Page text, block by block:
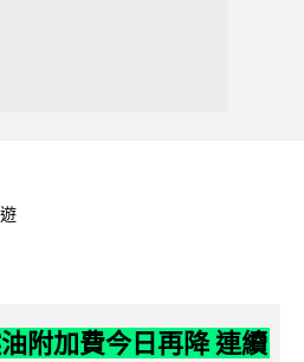
附加費今日再降 連續